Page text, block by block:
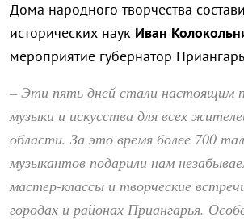
Дома народного творчества
исторических наук Иван
мероприятие губернатор
– Эти пять дней стали настоящим
музыки и искусства для всех
области. За это время более 700
музыкантов подарили нам
мастер-классы и творческие
городах и районах Приангарья.